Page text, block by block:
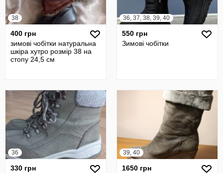
38
400 грн
зимові чобітки натуральна
шкіра хутро розмір 38 на
стопу 24,5 см
36, 37, 38, 39, 40
550 грн
Зимові чобітки
36
330 грн
39, 40
1650 грн